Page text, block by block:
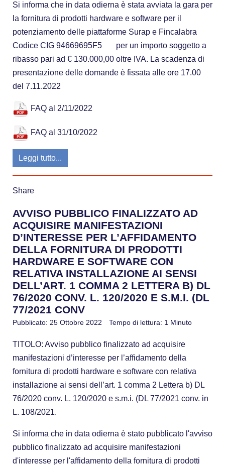
Si informa che in data odierna è stata avviata la gara per
la fornitura di prodotti hardware e software per il
potenziamento delle piattaforme Surap e Fincalabra
Codice CIG 94669695F5 per un importo soggetto a
ribasso pari ad € 130.000,00 oltre IVA. La scadenza di
presentazione delle domande è fissata alle ore 17.00
del 7.11.2022
FAQ al 2/11/2022
FAQ al 31/10/2022
Leggi tutto...
Share
AVVISO PUBBLICO FINALIZZATO AD
ACQUISIRE MANIFESTAZIONI
D’INTERESSE PER L’AFFIDAMENTO
DELLA FORNITURA DI PRODOTTI
HARDWARE E SOFTWARE CON
RELATIVA INSTALLAZIONE AI SENSI
DELL’ART. 1 COMMA 2 LETTERA B) DL
76/2020 CONV. L. 120/2020 E S.M.I. (DL
77/2021 CONV
Pubblicato: 25 Ottobre 2022 Tempo di lettura: 1 Minuto
TITOLO: Avviso pubblico finalizzato ad acquisire
manifestazioni d’interesse per l’affidamento della
fornitura di prodotti hardware e software con relativa
installazione ai sensi dell’art. 1 comma 2 Lettera b) DL
76/2020 conv. L. 120/2020 e s.m.i. (DL 77/2021 conv. in
L. 108/2021.
Si informa che in data odierna è stato pubblicato l'avviso
pubblico finalizzato ad acquisire manifestazioni
d'interesse per l'affidamento della fornitura di prodotti